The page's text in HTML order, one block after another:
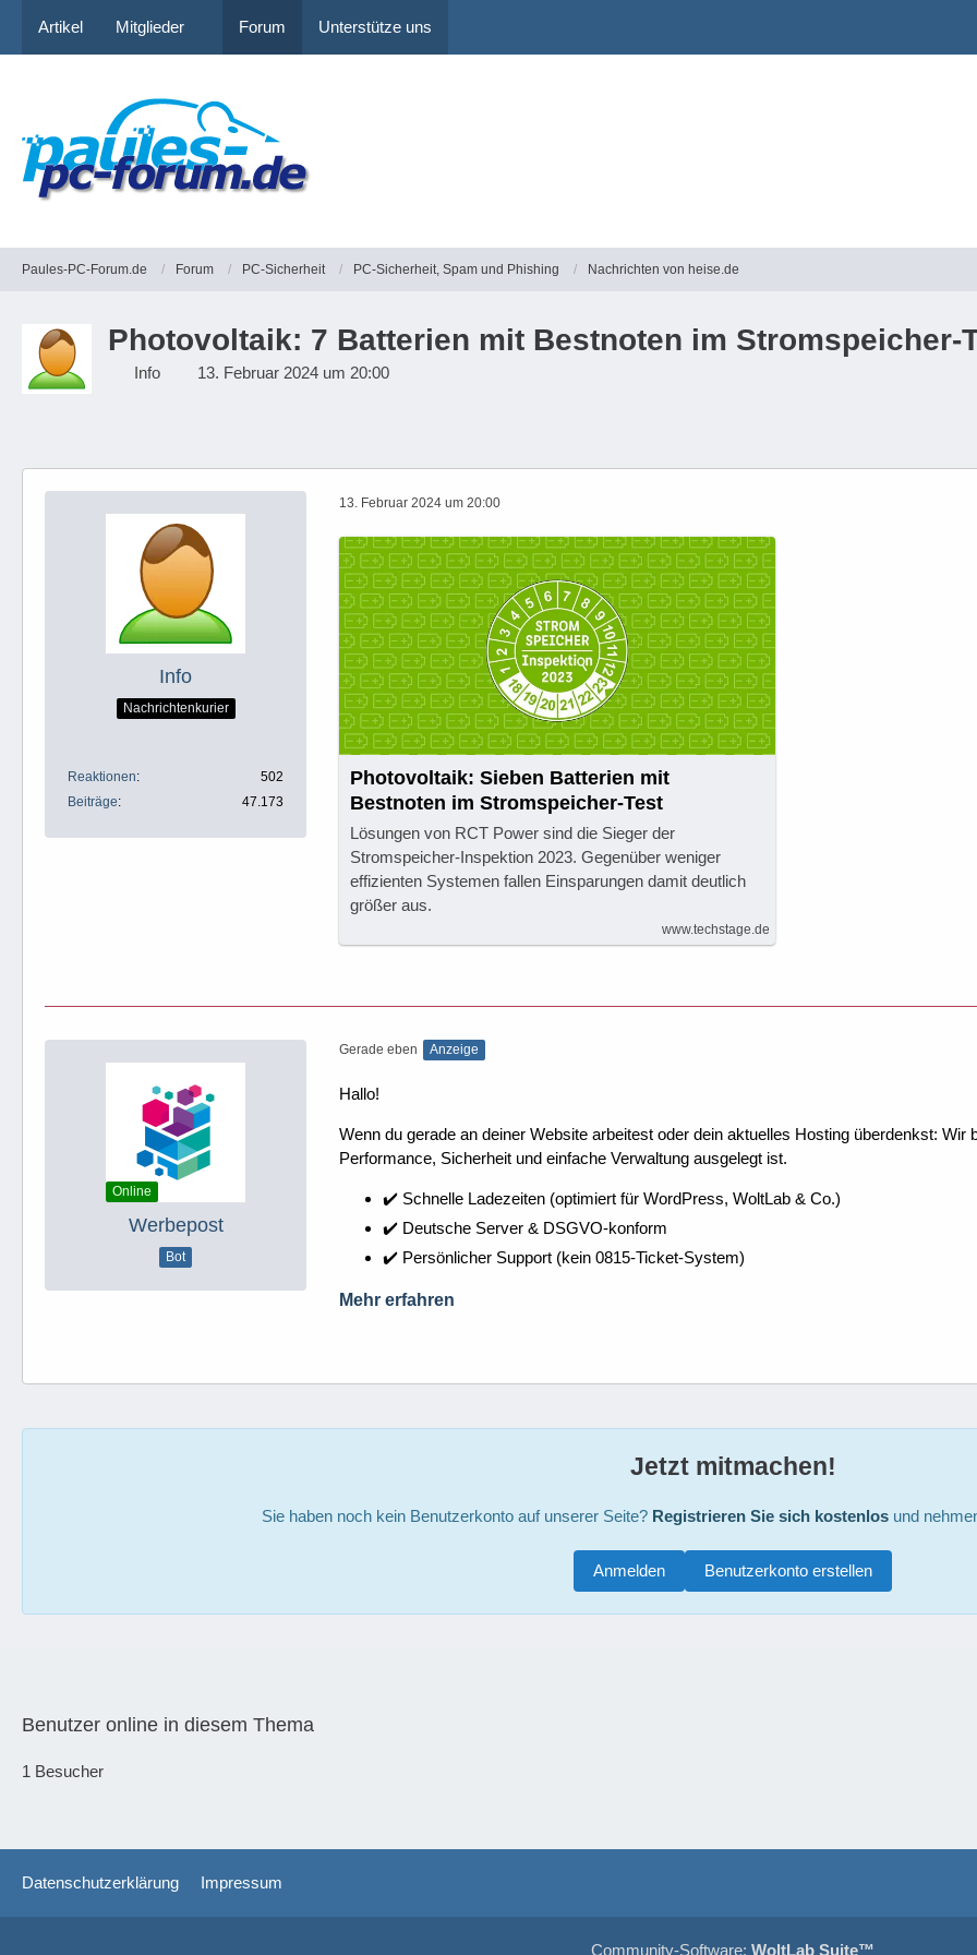
Artikel Mitglieder Forum Unterstütze uns
Paules-PC-Forum.de Forum PC-Sicherheit PC-Sicherheit, Spam und Phishing Nachrichten von heise.de
Photovoltaik: 7 Batterien mit Bestnoten im Stromspeicher-
Info 13. Februar 2024 um 20:00
Info
Nachrichtenkurier
Reaktionen
502
Beiträge
47.173
13. Februar 2024 um 20:00
Photovoltaik: Sieben Batterien mit
Bestnoten im Stromspeicher-Test
Lösungen von RCT Power sind die Sieger der
Stromspeicher-Inspektion 2023. Gegenüber weniger
effizienten Systemen fallen Einsparungen damit deutlich
größer aus.
www.techstage.de
Online
Werbepost
Bot
Gerade eben Anzeige
Hallo!
Wenn du gerade an deiner Website arbeitest oder dein aktuelles Hosting überdenkst:
Performance, Sicherheit und einfache Verwaltung ausgelegt ist.
✔️ Schnelle Ladezeiten (optimiert für WordPress, WoltLab & Co.)
✔️ Deutsche Server & DSGVO-konform
✔️ Persönlicher Support (kein 0815-Ticket-System)
Mehr erfahren
Jetzt mitmachen!
Sie haben noch kein Benutzerkonto auf unserer Seite? Registrieren Sie sich kostenlosund
Benutzerkonto erstellen
Anmelden
Benutzer online in diesem Thema
1 Besucher
Datenschutzerklärung Impressum
Community-Software: WoltLab Suite™